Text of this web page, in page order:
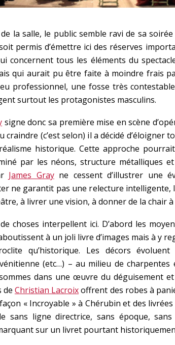
la salle, le public semble ravi de sa
permis d’émettre ici des réserves
concernent tous les éléments du
qui aurait pu être faite à moindre frais
professionnel, une fosse très
surtout les protagonistes masculins.
signe donc sa première mise en scène
craindre (c’est selon) il a décidé d’éloigner
historique. Cette approche
par les néons, structure métalliques
James Grayne cessent d’illustrer une
ne garantit pas une relecture
à livrer une vision, à donner de la chair
choses interpellent ici. D’abord les
à un joli livre d’images mais à y
qu’historique. Les décors
(etc…) – au milieu de
dans une œuvre du déguisement
de Christian Lacroixoffrent des robes à
« Incroyable » à Chérubin et des
sans ligne directrice, sans époque,
sur un livret pourtant